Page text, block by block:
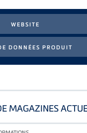
MAGAZINES